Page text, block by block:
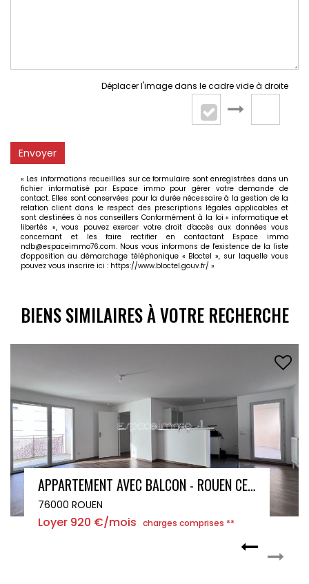
Déplacer l'image dans le cadre vide à droite
Envoyer
« Les informations recueillies sur ce formulaire sont enregistrées dans un
fichier informatisé par Espace immo pour gérer votre demande de
contact. Elles sont conservées pour la durée nécessaire à la gestion de la
relation client dans le respect des prescriptions légales applicables et
sont destinées à nos conseillers Conformément à la loi « informatique et
libertés », vous pouvez exercer votre droit d'accès aux données vous
concernant et les faire rectifier en contactant Espace immo
ndb@espaceimmo76.com. Nous vous informons de l'existence de la liste
d'opposition au démarchage téléphonique « Bloctel », sur laquelle vous
pouvez vous inscrire ici : https://www.bloctel.gouv.fr/ »
BIENS SIMILAIRES À VOTRE RECHERCHE
APPARTEMENT AVEC BALCON - ROUEN CENTRE - 72.75 m²
76000 ROUEN
Loyer 920 €/mois charges comprises **